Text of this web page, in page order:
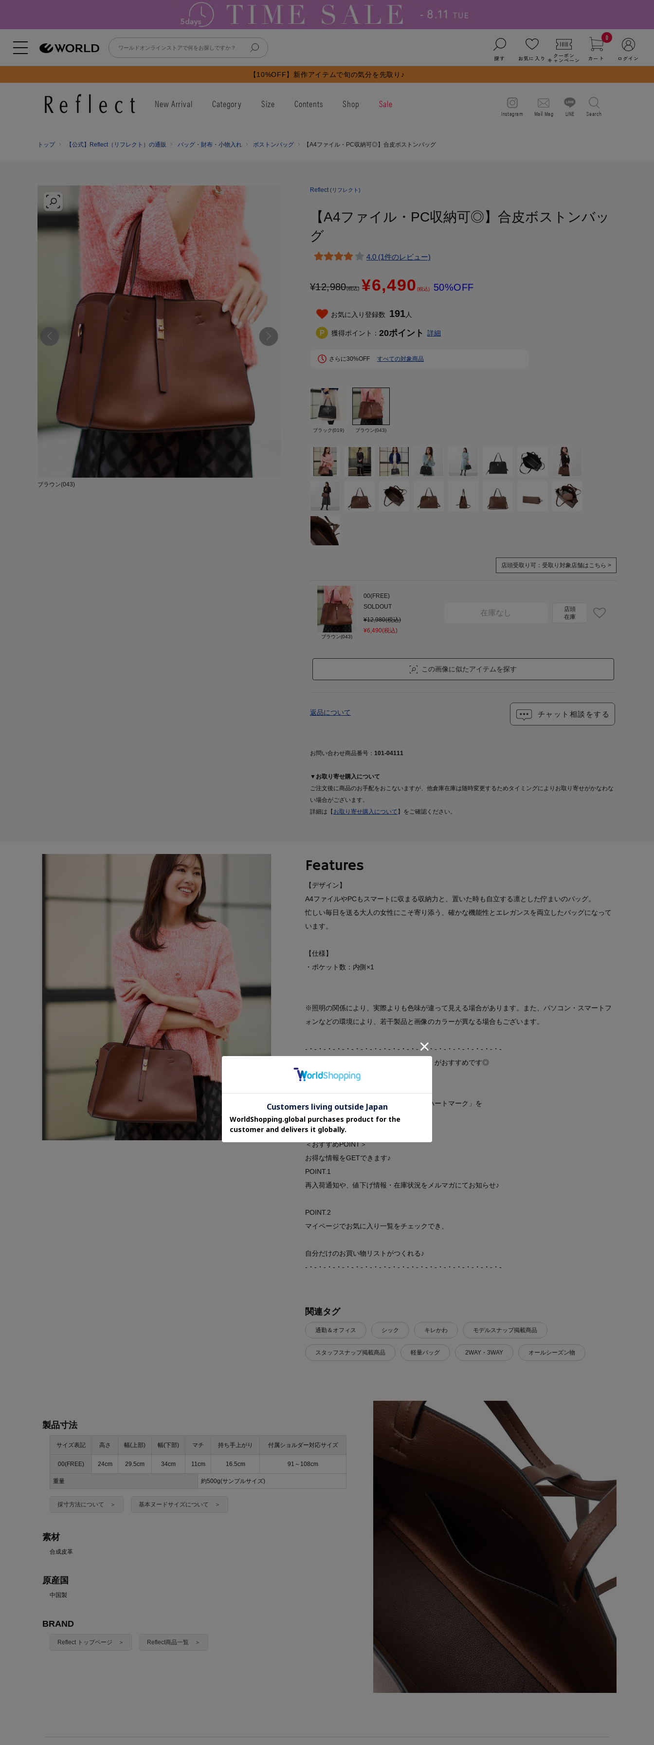
探す お気に入り クーポン
キャンペーン
0
カート ログイン
【10%OFF】新作アイテムで旬の気分を先取り♪
New Arrival Category Size Contents Shop Sale
Instagram Mail Mag LINE Search
トップ 【公式】Reflect（リフレクト）の通販 バッグ・財布・小物入れ ボストンバッグ 【A4ファイル・PC収納可◎】合皮ボストンバッグ
ブラウン(043)
Reflect (リフレクト)
【A4ファイル・PC収納可◎】合皮ボストンバッ
グ
4.0 (1件のレビュー)
¥12,980(税込) ¥6,490(税込) 50%OFF
お気に入り登録数 191人
獲得ポイント： 20ポイント 詳細
さらに30%OFF すべての対象商品
ブラック(019) ブラウン(043)
店頭受取り可： 受取り対象店舗はこちら >
ブラウン(043)
00(FREE)
SOLDOUT
¥12,980(税込)
¥6,490(税込)
在庫なし
店頭
在庫
この画像に似たアイテムを探す
チャット相談をする
返品について
お問い合わせ商品番号： 101-04111
▼お取り寄せ購入について
ご注文後に商品のお手配をおこないますが、他倉庫在庫は随時変更するためタイミングによりお取り寄せがかなわな
い場合がございます。
詳細は【 お取り寄せ購入について 】をご確認ください。
Features
【デザイン】
A4ファイルやPCもスマートに収まる収納力と、置いた時も自立する凛とした佇まいのバッグ。
忙しい毎日を送る大人の女性にこそ寄り添う、確かな機能性とエレガンスを両立したバッグになって
います。
【仕様】
・ポケット数：内側×1
※照明の関係により、実際よりも色味が違って見える場合があります。また、パソコン・スマートフ
ォンなどの環境により、若干製品と画像のカラーが異なる場合もございます。
-・-・-・-・-・-・-・-・-・-・-・-・-・-・-・-・-・-・-・-・-・-
◎気になるアイテムは『お気に入り登録』がおすすめです◎
オンラインサイトの各アイテムにある「ハートマーク」を
クリックして簡単に追加できます！
＜おすすめPOINT＞
お得な情報をGETできます♪
POINT.1
再入荷通知や、値下げ情報・在庫状況をメルマガにてお知らせ♪
POINT.2
マイページでお気に入り一覧をチェックでき、
自分だけのお買い物リストがつくれる♪
-・-・-・-・-・-・-・-・-・-・-・-・-・-・-・-・-・-・-・-・-・-
関連タグ
通勤＆オフィス シック キレかわ モデルスナップ掲載商品
スタッフスナップ掲載商品 軽量バッグ 2WAY・3WAY オールシーズン物
製品寸法
サイズ表記 高さ 幅(上部) 幅(下部) マチ 持ち手上がり 付属ショルダー対応サイズ
00(FREE) 24cm 29.5cm 34cm 11cm 16.5cm 91～108cm
重量 約500g(サンプルサイズ)
採寸方法について ＞ 基本ヌードサイズについて ＞
素材
合成皮革
原産国
中国製
BRAND
Reflect トップページ ＞ Reflect商品一覧 ＞